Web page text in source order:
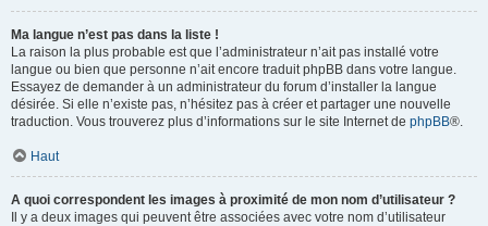
Ma langue n’est pas dans la liste !
La raison la plus probable est que l’administrateur n’ait pas installé votre
langue ou bien que personne n’ait encore traduit phpBB dans votre langue.
Essayez de demander à un administrateur du forum d’installer la langue
désirée. Si elle n’existe pas, n’hésitez pas à créer et partager une nouvelle
traduction. Vous trouverez plus d’informations sur le site Internet de phpBB®.
Haut
A quoi correspondent les images à proximité de mon nom d’utilisateur ?
Il y a deux images qui peuvent être associées avec votre nom d’utilisateur